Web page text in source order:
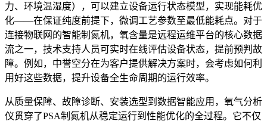
力、环境温湿度），可以建立设备运行状态模型，实现能耗优
化——在保证纯度前提下，微调工艺参数至最低能耗点。对于
连接物联网的智能制氮机，氧含量是远程运维平台的核心数据
流之一，技术支持人员可实时在线评估设备状态，提前预判故
障。例如，中誉空分在为客户提供解决方案时，会考虑如何利
用好这些数据，提升设备全生命周期的运行效率。
从质量保障、故障诊断、安装选型到数据智能应用，氧气分析
仪贯穿了PSA制氮机从稳定运行到性能优化的全过程。它不仅